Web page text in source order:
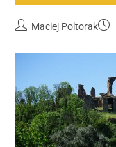
Maciej Poltorak